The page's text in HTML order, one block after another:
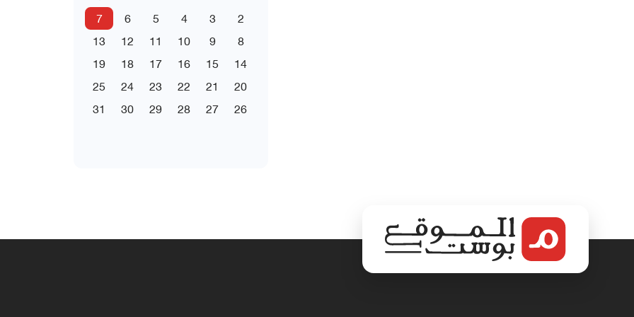
2
3
4
5
6
7
8
9
10
11
12
13
14
15
16
17
18
19
20
21
22
23
24
25
26
27
28
29
30
31